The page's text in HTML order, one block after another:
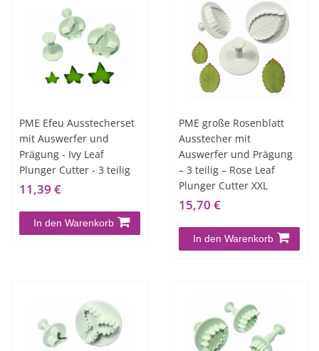
PME Efeu Ausstecherset
mit Auswerfer und
Prägung - Ivy Leaf
Plunger Cutter - 3 teilig
11,39 €
In den Warenkorb
PME große Rosenblatt
Ausstecher mit
Auswerfer und Prägung
– 3 teilig – Rose Leaf
Plunger Cutter XXL
15,70 €
In den Warenkorb